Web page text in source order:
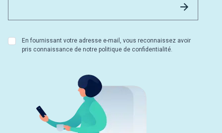
En fournissant votre adresse e-mail, vous reconnaissez avoir
pris connaissance de notre politique de confidentialité.